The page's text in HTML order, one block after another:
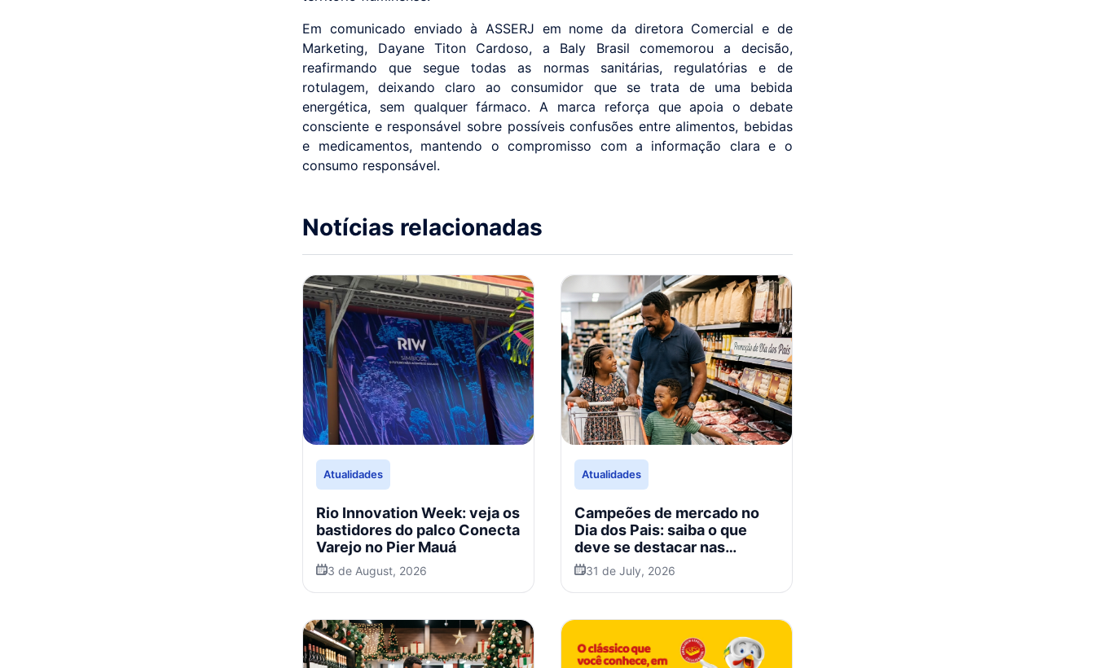
Em comunicado enviado à ASSERJ em nome da diretora Comercial e de
Marketing, Dayane Titon Cardoso, a Baly Brasil comemorou a decisão,
reafirmando que segue todas as normas sanitárias, regulatórias e de
rotulagem, deixando claro ao consumidor que se trata de uma bebida
energética, sem qualquer fármaco. A marca reforça que apoia o debate
consciente e responsável sobre possíveis confusões entre alimentos, bebidas
e medicamentos, mantendo o compromisso com a informação clara e o
consumo responsável.
Notícias relacionadas
Atualidades
Rio Innovation Week: veja os
bastidores do palco Conecta
Varejo no Pier Mauá
3 de August, 2026
Atualidades
Campeões de mercado no
Dia dos Pais: saiba o que
deve se destacar nas
vendas em 2026
31 de July, 2026